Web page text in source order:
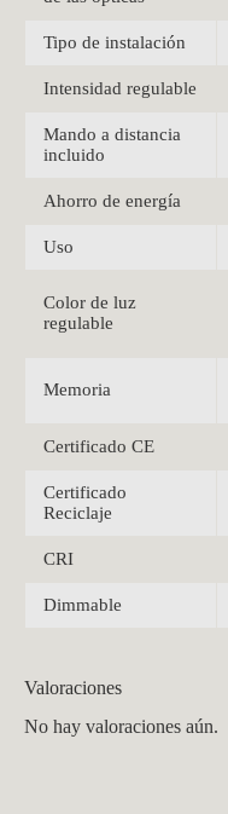
Tipo de instalación
Intensidad regulable
Mando a distancia
incluido
Ahorro de energía
Uso
Color de luz
regulable
Memoria
Certificado CE
Certificado
Reciclaje
CRI
Dimmable
Valoraciones
No hay valoraciones aún.